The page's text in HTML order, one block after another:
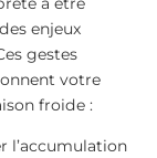
enjeux
gestes
votre
froide :
l’accumulation